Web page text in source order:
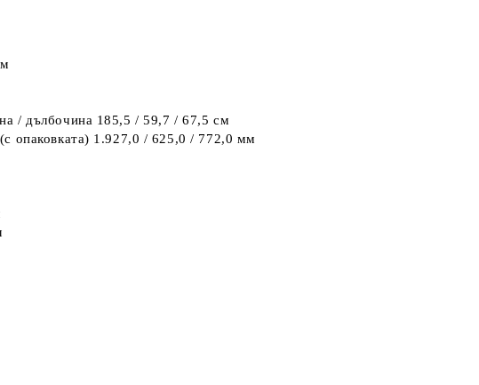
/ дълбочина 185,5 / 59,7 / 67,5 см
опаковката) 1.927,0 / 625,0 / 772,0 мм